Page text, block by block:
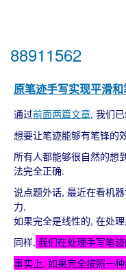
88911562
原笔迹手写实现平滑
通过前面两篇文章, 我们
想要让笔迹能够有笔锋的
所有人都能够很自然的想
法完全正确.
说点题外话, 最近在看机
力,
如果完全是线性的, 在处
同样, 我们在处理手写笔
事实上, 如果完全按照一